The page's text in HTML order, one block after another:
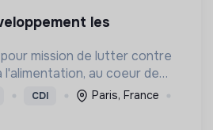
mission de lutter contre
l'alimentation, au coeur de
CDI
Paris, France